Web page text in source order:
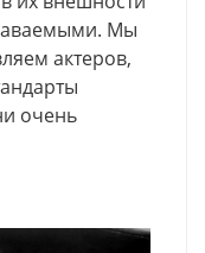
Мы
актеров,
очень